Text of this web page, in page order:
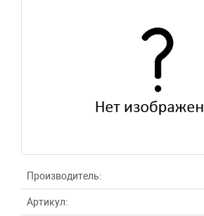
Производитель:
Артикул: